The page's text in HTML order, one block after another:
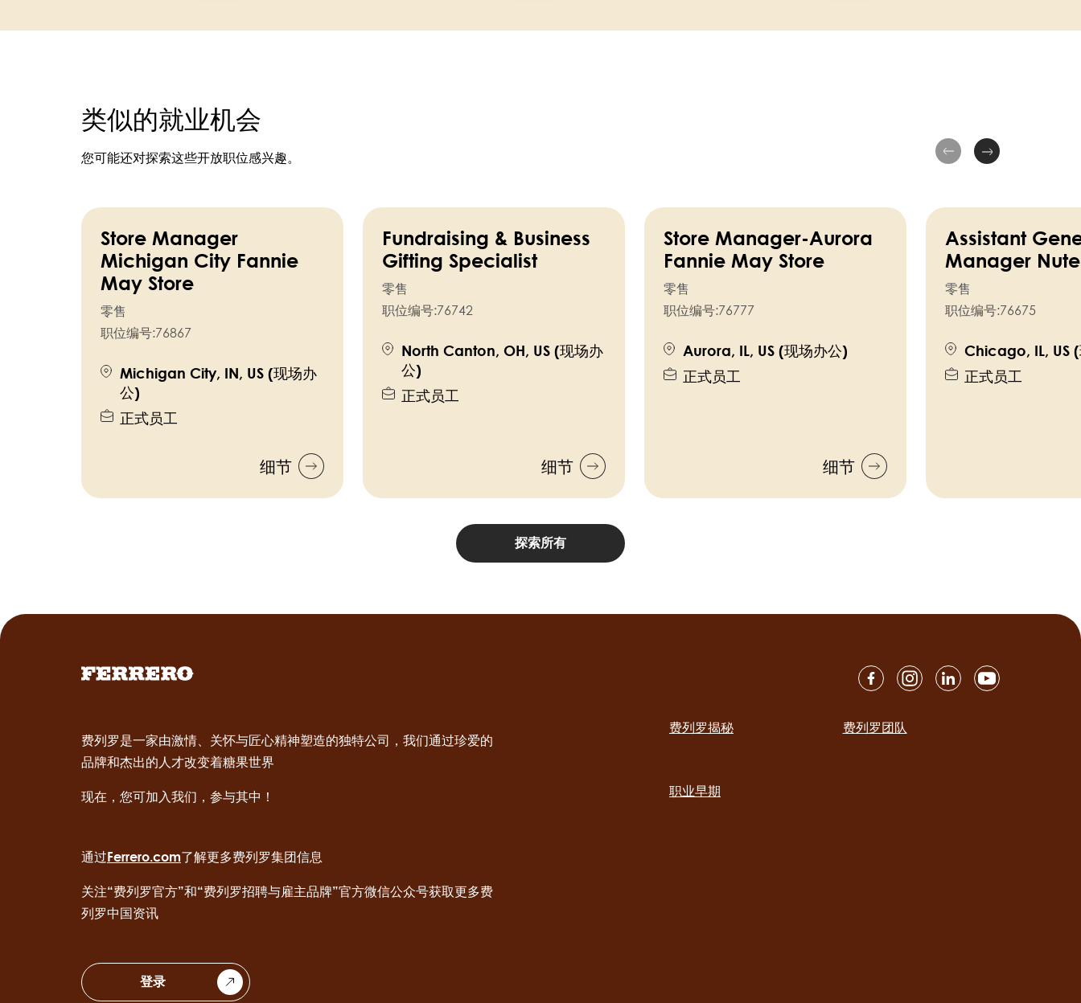
类似的就业机会
您可能还对探索这些开放职位感兴趣。
Store Manager
Michigan City Fannie
May Store
零售
职位编号:76867
Michigan City, IN, US (现场办
公)
正式员工
细节
Fundraising & Business
Gifting Specialist
零售
职位编号:76742
North Canton, OH, US (现场办
公)
正式员工
细节
Store Manager-Aurora
Fannie May Store
零售
职位编号:76777
Aurora, IL, US (现场办公)
正式员工
细节
Assistant
Manager
零售
职位编号:76675
Chicago, IL, US
正式员工
探索所有
费列罗是一家由激情、关怀与匠心精神塑造的独特公司，我们通过珍爱的
品牌和杰出的人才改变着糖果世界
现在，您可加入我们，参与其中！
通过Ferrero.com了解更多费列罗集团信息
关注“费列罗官方”和“费列罗招聘与雇主品牌”官方微信公众号获取更多费
列罗中国资讯
登录
费列罗揭秘 费列罗团队
职业早期